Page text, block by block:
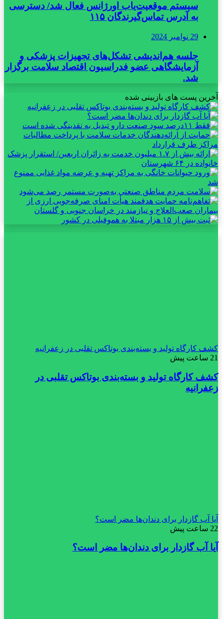
سیستم موقعیت‌یاب اورژانس فعال شد/ دسترسی
به آدرس تماس‌گیرندگان ۱۱۵
29 نوامبر 2024
جلسه هم‌اندیشی تشکل‌های تجهیزات پزشکی و
آزمایشگاهی عضو فدراسیون اقتصاد سلامت برگزار
شد.
آخرین پست های بازبینی شده
کشف کارگاه تولید و بسته‌بندی بوتاکس تقلبی در زعفرانیه
21 ساعت پیش
کشف کارگاه تولید و بسته‌بندی بوتاکس تقلبی در
زعفرانیه
آیا آب گازدار برای دندان‌ها مضر است؟
22 ساعت پیش
آیا آب گازدار برای دندان‌ها مضر است؟